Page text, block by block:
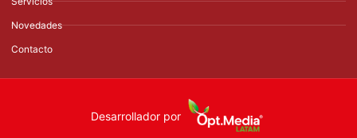
Novedades
Contacto
Desarrollador por